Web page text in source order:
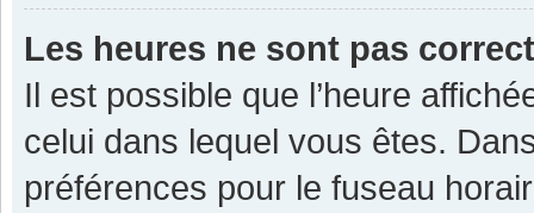
Les heures ne sont pas
Il est possible que l’heure
celui dans lequel vous êtes.
préférences pour le fuseau